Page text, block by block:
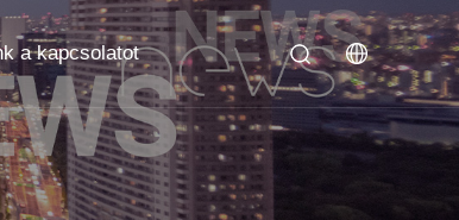
a kapcsolatot